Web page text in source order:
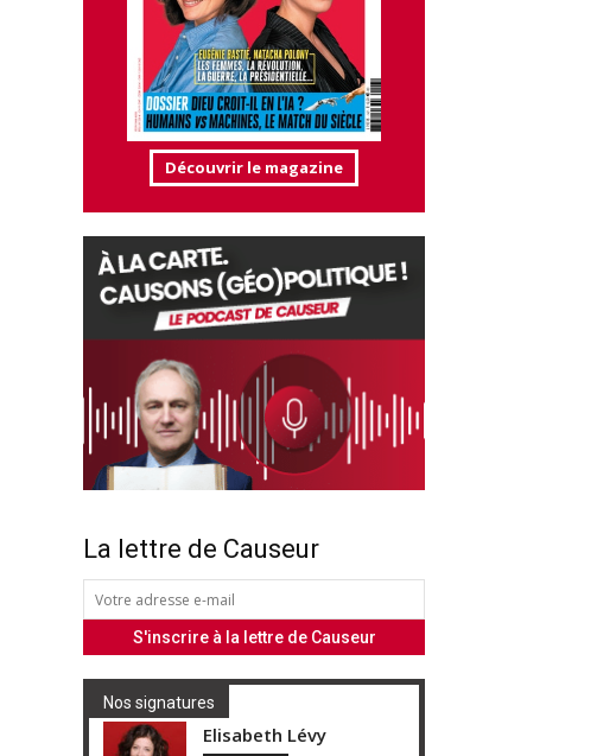
Découvrir le magazine
La lettre de Causeur
Nos signatures
Elisabeth Lévy